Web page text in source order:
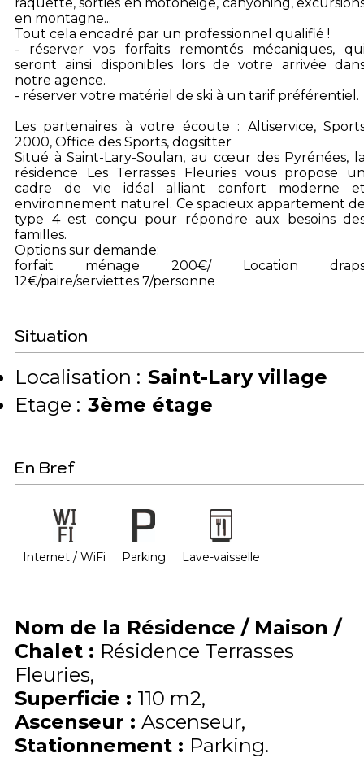
en montagne...
Tout cela encadré par un professionnel qualifié !
- réserver vos forfaits remontés mécaniques,
seront ainsi disponibles lors de votre arrivée
notre agence.
- réserver votre matériel de ski à un tarif préférentiel.
Les partenaires à votre écoute : Altiservice,
2000, Office des Sports, dogsitter
Situé à Saint-Lary-Soulan, au cœur des Pyrénées,
résidence Les Terrasses Fleuries vous propose
cadre de vie idéal alliant confort moderne
environnement naturel. Ce spacieux appartement
type 4 est conçu pour répondre aux besoins
familles.
Options sur demande:
forfait ménage 200€/ Location
12€/paire/serviettes 7/personne
Situation
Localisation : Saint-Lary village
Etage : 3ème étage
En Bref
Internet / WiFi Parking Lave-vaisselle
Nom de la Résidence / Maison /
Chalet : Résidence Terrasses
Fleuries
Superficie : 110 m2
Ascenseur : Ascenseur
Stationnement : Parking